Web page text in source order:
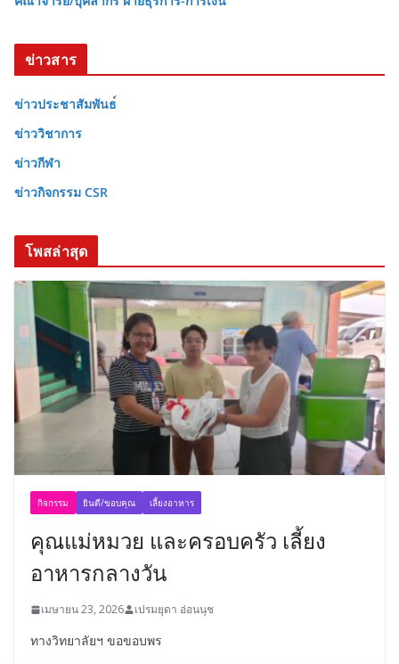
ข่าวสาร
ข่าวประชาสัมพันธ
ข่าววิชาการ
ข่าวกีฬา
ข่าวกิจกรรม CSR
โพสล่าสุด
กิจกรรม ยินดี/ขอบคุณ เลี้ยงอาหาร
คุณแม่หมวย และครอบครัว เลี้ยง
อาหารกลางวัน
เมษายน 23, 2026 เปรมยุดา อ่อนนุช
ทางวิทยาลัยฯ ขอขอบพร